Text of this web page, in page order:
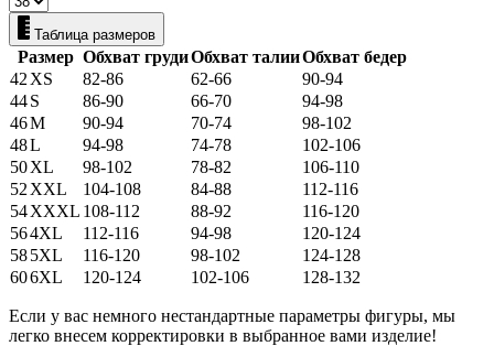
Таблица размеров
Размер Обхват грудиОбхват талииОбхват бедер
42 XS 82-86 62-66
90-94
44S 86-90 66-70
94-98
46M 90-94 70-74
98-102
48L 94-98 74-78
102-106
50XL 98-102 78-82
106-110
52 XXL 104-108 84-88
112-116
54XXXL 108-112 88-92
116-120
564XL 112-116 94-98
120-124
585XL 116-120 98-102
124-128
606XL 120-124 102-106 128-132
Если у вас немного нестандартные параметры фигуры, мы
легко внесем корректировки в выбранное вами изделие!